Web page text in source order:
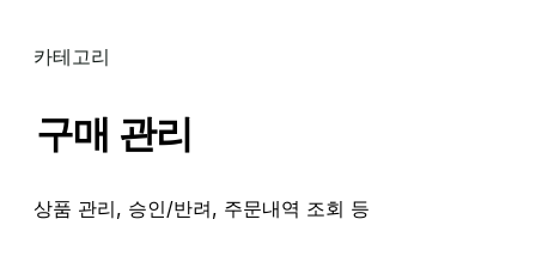
카테고리
구매 관리
상품 관리, 승인/반려, 주문내역 조회 등